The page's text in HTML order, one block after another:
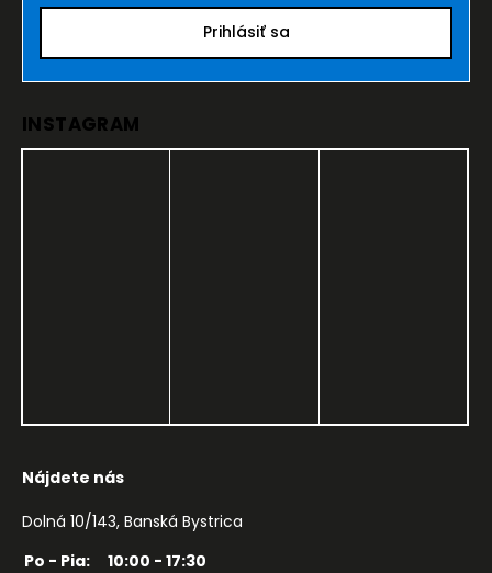
Prihlásiť sa
INSTAGRAM
Nájdete nás
Dolná 10/143, Banská Bystrica
Po - Pia:
10:00 - 17:30